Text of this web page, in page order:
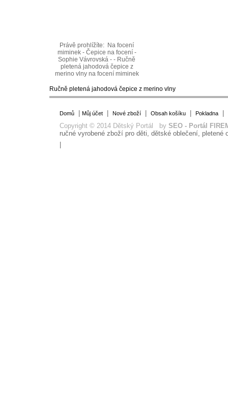
Právě prohlížíte: Na focení
miminek - Čepice na focení -
Sophie Vávrovská - - Ručně
pletená jahodová čepice z
merino vlny na focení miminek
Ručně pletená jahodová čepice z merino vlny
Domů| Můj účet| Nové zboží| Obsah košíku| Pokladna|
Copyright © 2014 Dětský Portál by SEO - Portál
ručné vyrobené zboží pro děti, dětské oblečení, pletené